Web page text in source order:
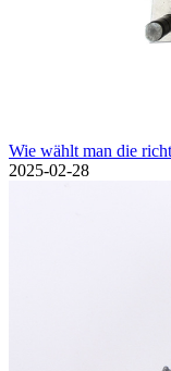
Wie wählt man die
2025-02-28